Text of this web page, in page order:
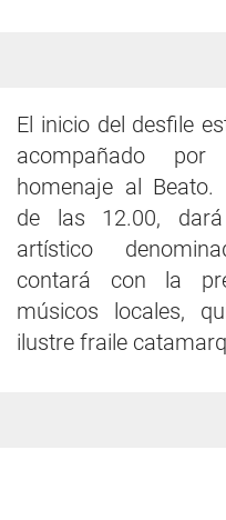
El inicio del desfile
acompañado
homenaje al Beato.
de las 12.00,
artístico
contará con la
músicos locales,
ilustre fraile